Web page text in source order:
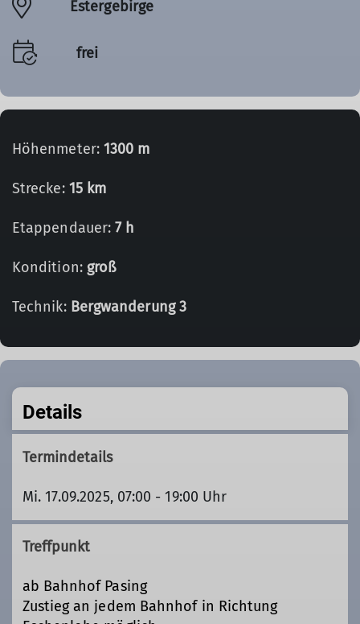
Estergebirge
frei
Höhenmeter: 1300 m
Strecke: 15 km
Etappendauer:7 h
Kondition: groß
Technik: Bergwanderung 3
Details
Termindetails
Mi. 17.09.2025, 07:00 - 19:00 Uhr
Treffpunkt
ab Bahnhof Pasing
Zustieg an jedem Bahnhof in Richtung